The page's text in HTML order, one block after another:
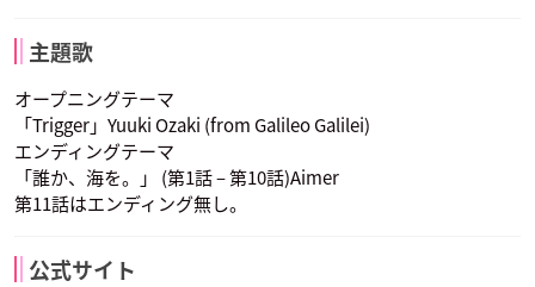
主題歌
オープニングテーマ
「Trigger」Yuuki Ozaki (from Galileo Galilei)
エンディングテーマ
「誰か、海を。」 (第1話 – 第10話)Aimer
第11話はエンディング無し。
公式サイト